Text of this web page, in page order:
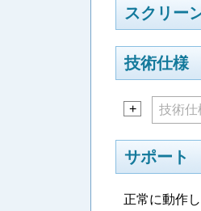
スクリー
技術仕様
+ 技術仕
サポート
正常に動作